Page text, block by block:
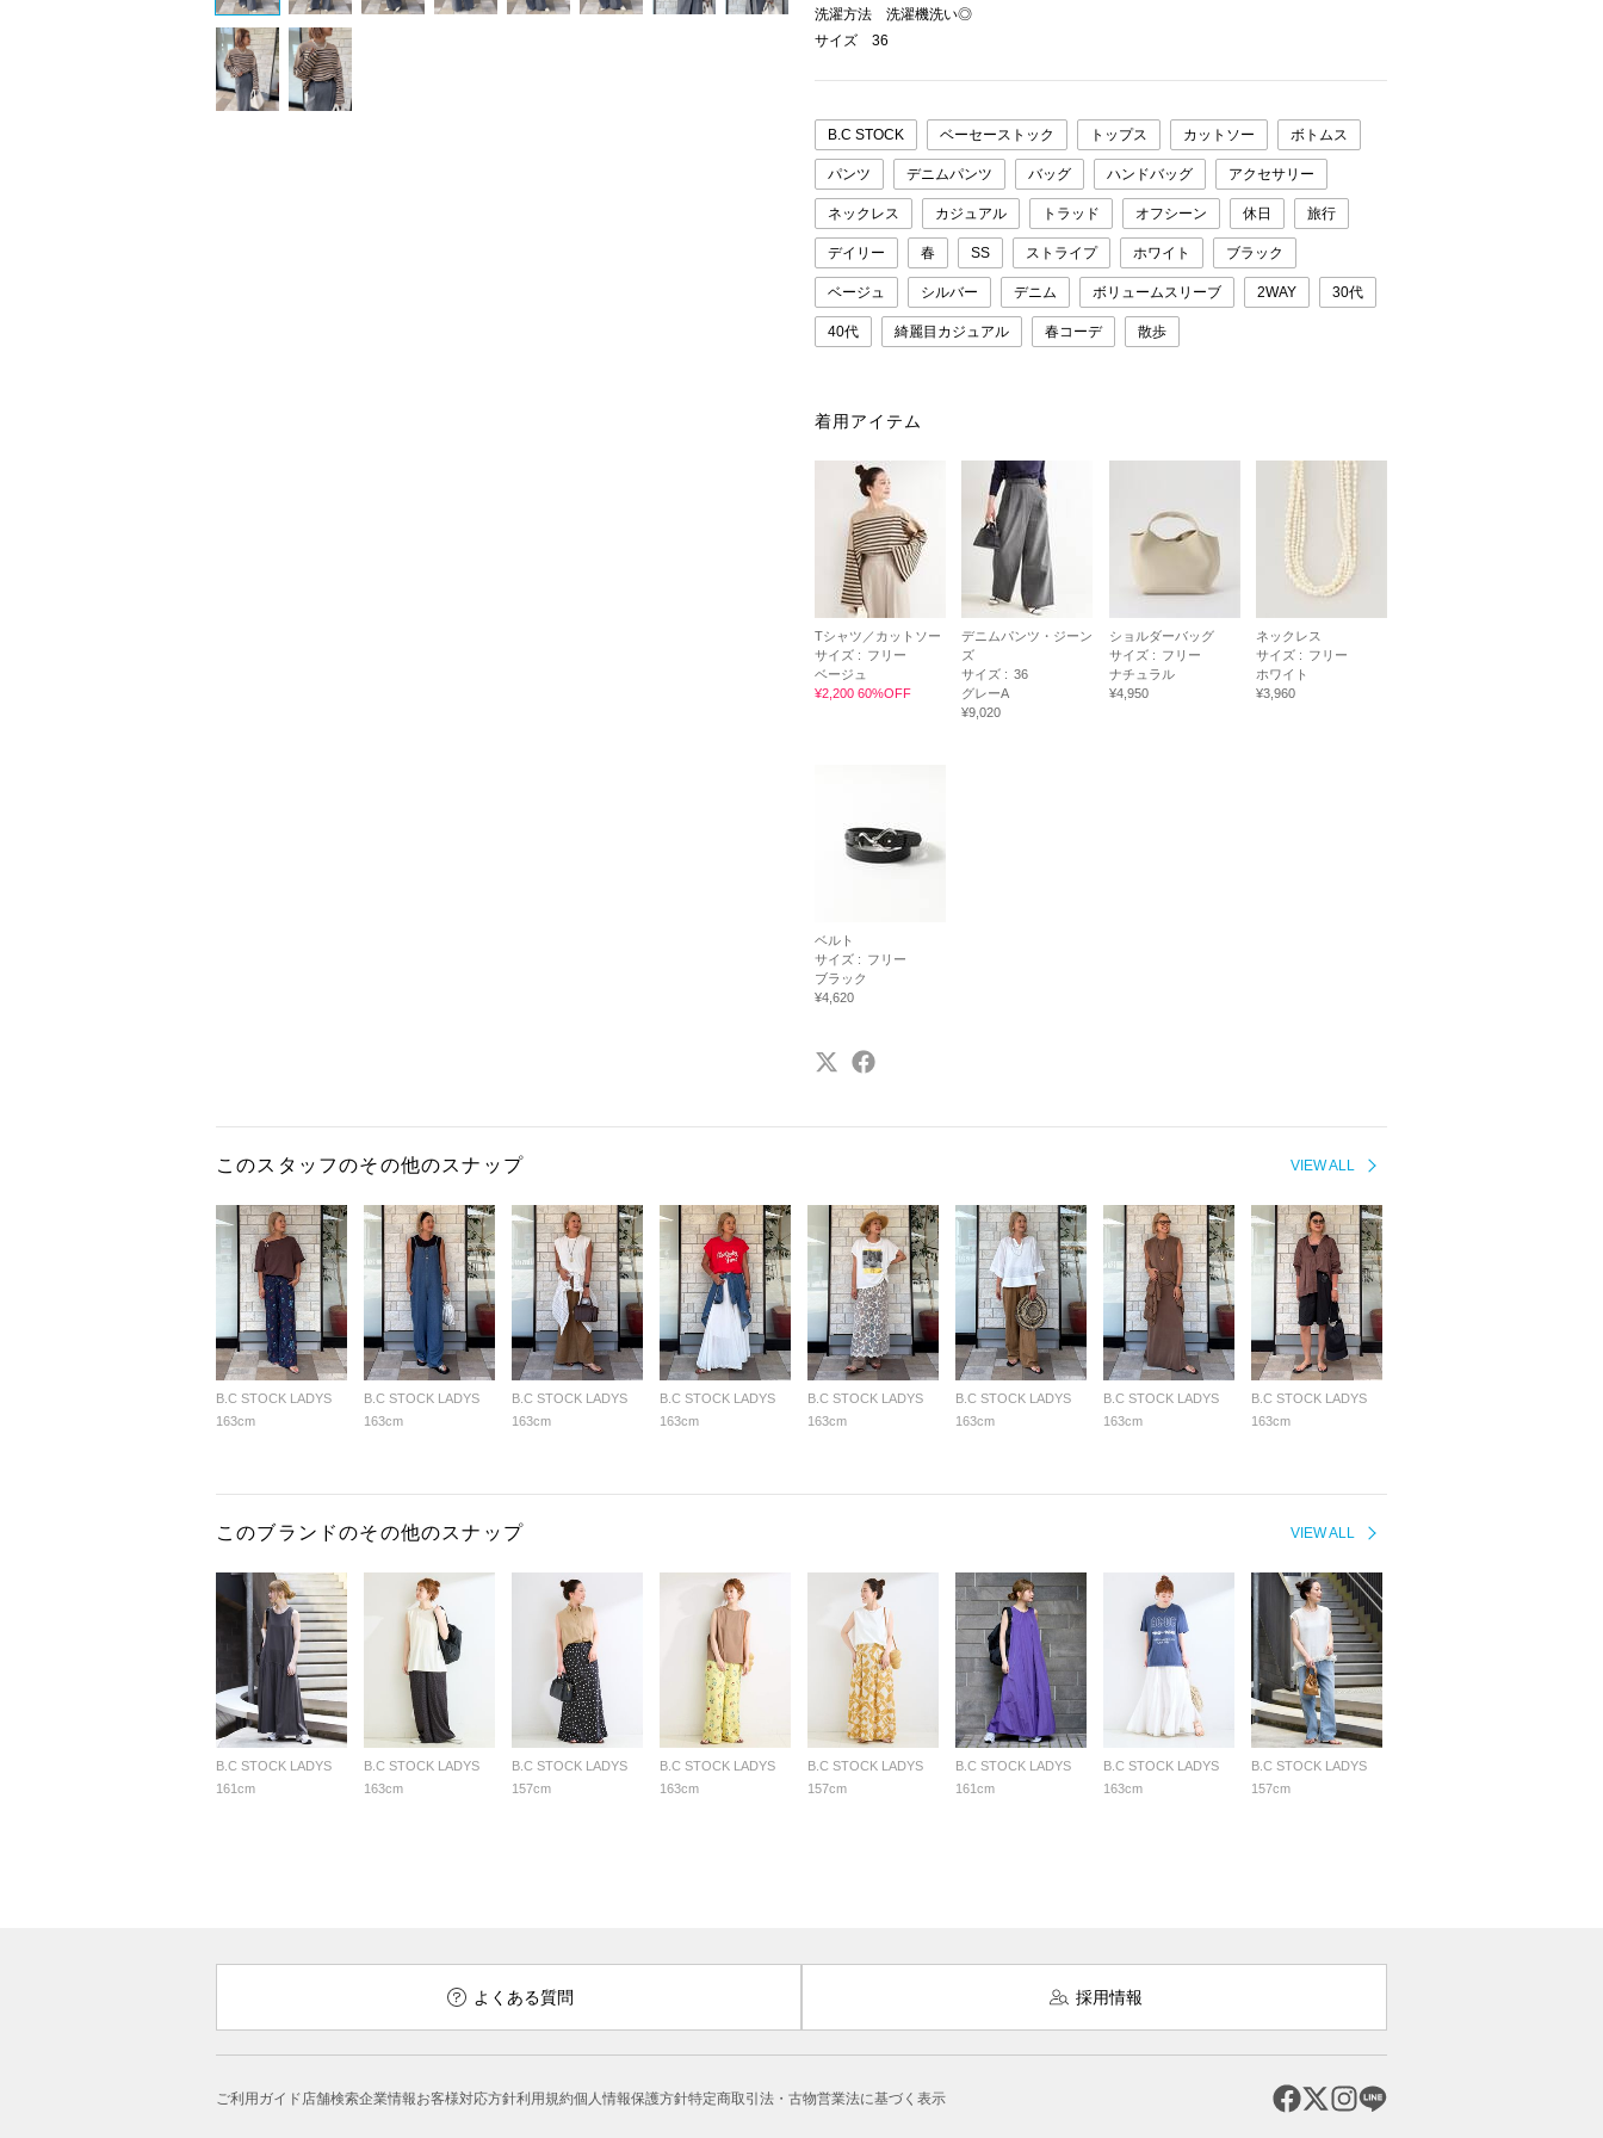
洗濯方法 洗濯機洗い◎
サイズ 36
B.C STOCK ベーセーストック トップス カットソー ボトムス
パンツ デニムパンツ バッグ ハンドバッグ アクセサリー
ネックレス カジュアル トラッド オフシーン 休日 旅行
デイリー 春 SS ストライプ ホワイト ブラック
ベージュ シルバー デニム ボリュームスリーブ 2WAY 30代
40代 綺麗目カジュアル 春コーデ 散歩
着用アイテム
Tシャツ／カットソー
サイズ : フリー
ベージュ
¥2,200 60%OFF
デニムパンツ・ジーン
ズ
サイズ : 36
グレーA
¥9,020
ショルダーバッグ
サイズ : フリー
ナチュラル
¥4,950
ネックレス
サイズ : フリー
ホワイト
¥3,960
ベルト
サイズ : フリー
ブラック
¥4,620
VIEW ALL
このスタッフのその他のスナップ
B.C STOCK LADYS
163cm
B.C STOCK LADYS
163cm
B.C STOCK LADYS
163cm
B.C STOCK LADYS
163cm
B.C STOCK LADYS
163cm
B.C STOCK LADYS
163cm
B.C STOCK LADYS
163cm
B.C STOCK LADYS
163cm
VIEW ALL
このブランドのその他のスナップ
B.C STOCK LADYS
161cm
B.C STOCK LADYS
163cm
B.C STOCK LADYS
157cm
B.C STOCK LADYS
163cm
B.C STOCK LADYS
157cm
B.C STOCK LADYS
161cm
B.C STOCK LADYS
163cm
B.C STOCK LADYS
157cm
よくある質問 採用情報
ご利用ガイド店舗検索企業情報お客様対応方針利用規約個人情報保護方針特定商取引法・古物営業法に基づく表示